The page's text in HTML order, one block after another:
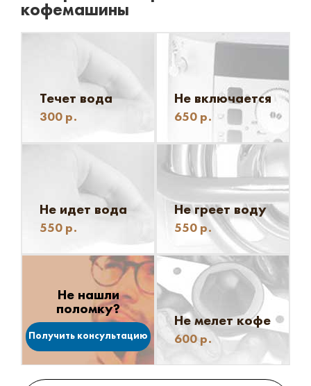
кофемашины
Течет вода
300 р.
Не включается
650 р.
Не идет вода
550 р.
Не греет воду
550 р.
Не нашли
поломку?
Получить консультацию
Не мелет кофе
600 р.